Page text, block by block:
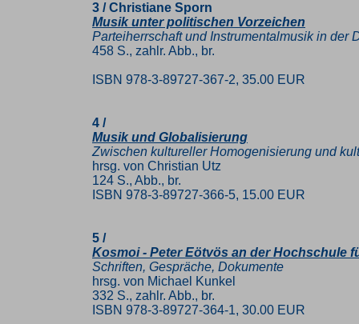
3 / Christiane Sporn
Musik unter politischen Vorzeichen
Parteiherrschaft und Instrumentalmusik in der
458 S., zahlr. Abb., br.
ISBN 978-3-89727-367-2, 35.00 EUR
4 /
Musik und Globalisierung
Zwischen kultureller Homogenisierung und
hrsg. von Christian Utz
124 S., Abb., br.
ISBN 978-3-89727-366-5, 15.00 EUR
5 /
Kosmoi - Peter Eötvös an der Hochschule
Schriften, Gespräche, Dokumente
hrsg. von Michael Kunkel
332 S., zahlr. Abb., br.
ISBN 978-3-89727-364-1, 30.00 EUR